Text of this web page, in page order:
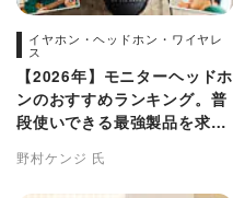
イヤホン・ヘッドホン・ワイヤレ
ス
【2026年】モニターヘッドホ
ンのおすすめランキング。普
段使いできる最強製品を求め
野村ケンジ 氏